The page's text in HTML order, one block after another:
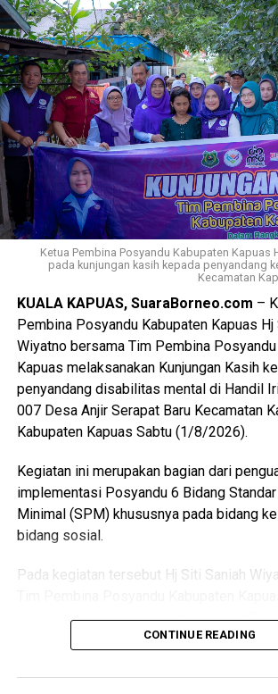
$Paskibraka merupakan wadah
generasi muda yang berlandaskan nilai-
cinta tanah air disiplin tanggung jawab
semangat gotong royong,” ujarnya.
Kepala Badan Kesbangpol Kabupaten
menyampaikan kegiatan tersebut
Keputusan Kepala Badan Pembinaan
(BPIP) Nomor 50 Tahun 2024 tentang
Pengangkatan Pertama Kali Pelaksana
Paskibraka Indonesia Tingkat Provinsi
Kabupaten/Kota.
“Kegiatan ini juga mengacu pada
Tahun 2022 sebagaimana telah diubah
BPIP Nomor 5 Tahun 2023 yang
calon Paskibraka terpilih wajib mengikuti
pendidikan dan pelatihan sebelum
pengibaran dan penurunan Duplikat
peringatan Hari Ulang Tahun Kemerdekaan
Views: 10
Bagikan ke
WhatsApp 0 Facebook
Ketua Pembina Posyandu Kabupaten Kapuas
pada kunjungan kasih kepada penyandang
Kecamatan
KUALA KAPUAS, SuaraBorneo.com –
Pembina Posyandu Kabupaten Kapuas Hj
Wiyatno bersama Tim Pembina
Kapuas melaksanakan Kunjungan Kasih
penyandang disabilitas mental di Handil
007 Desa Anjir Serapat Baru Kecamatan
Kabupaten Kapuas Sabtu (1/8/2026).
Kegiatan ini merupakan bagian dari
implementasi Posyandu 6 Bidang
Minimal (SPM) khususnya pada bidang
bidang sosial.
Pada kegiatan tersebut Hj Siti Saniah
perangkat daerah terkait di antaranya
Masyarakat dan Desa (DPMD) Dinas
Pengendalian Penduduk dan Keluarga
CONTINUE READING